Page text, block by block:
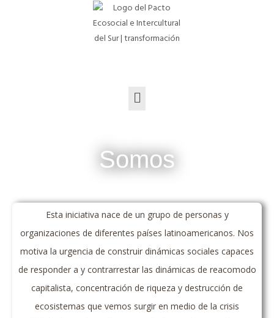
Somos
Esta iniciativa nace de un grupo de personas y
organizaciones de diferentes países latinoamericanos. Nos
motiva la urgencia de construir dinámicas sociales capaces
de responder a y contrarrestar las dinámicas de reacomodo
capitalista, concentración de riqueza y destrucción de
ecosistemas que vemos surgir en medio de la crisis